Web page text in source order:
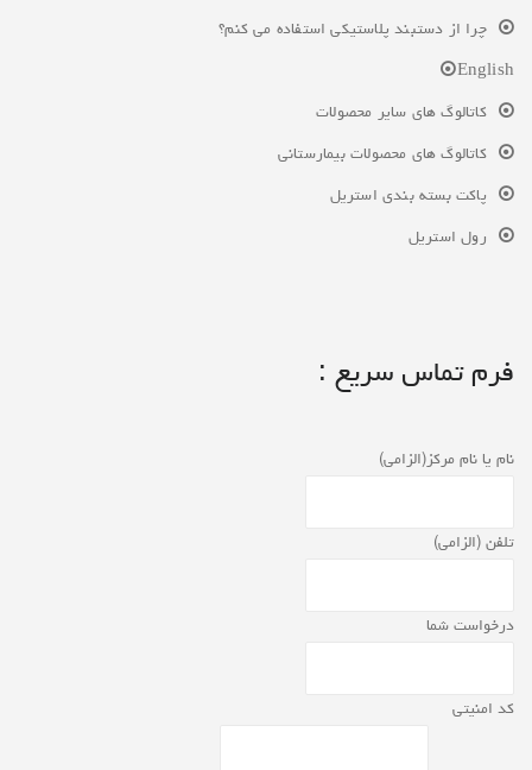
چرا از دستبند پلاستیکی استفاده می کنم؟
English
کاتالوگ های سایر محصولات
کاتالوگ های محصولات بیمارستانی
پاکت بسته بندی استریل
رول استریل
فرم تماس سریع :
نام یا نام مرکز(الزامی)
تلفن (الزامی)
درخواست شما
کد امنیتی